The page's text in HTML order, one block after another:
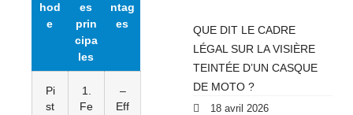
hod
e
es
prin
cipa
les
ntag
es
Pi
st
1.
Fe
–
Eff
QUE DIT LE CADRE
LÉGAL SUR LA VISIÈRE
TEINTÉE D’UN CASQUE
DE MOTO ?
18 avril 2026